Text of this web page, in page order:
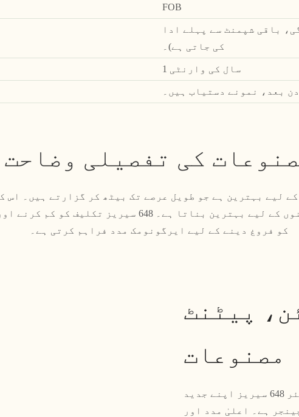
FOB
پہلے مکمل ادائیگی (30٪ پیشگی، باقی شپمنٹ سے پہلے ادا
کی جاتی ہے)۔
1 سال کی وارنٹی
کی تفصیلی وضاحت
لیے بہترین ہے جو طویل عرصے تک بیٹھ کر گزارتے ہیں۔ اس
تربیت یا طویل کام کے سیشنوں کے لیے بہترین بناتا ہے۔
کو فروغ دینے کے لیے ایرگونومک مدد فراہم کرتی ہے۔
پیٹنٹ
مصنوعات
سادہ جدید سیڈینٹری آرام دہ ٹریننگ چیئر 648 سیریز اپنے جدید
ہے۔ اعلیٰ مدد اور